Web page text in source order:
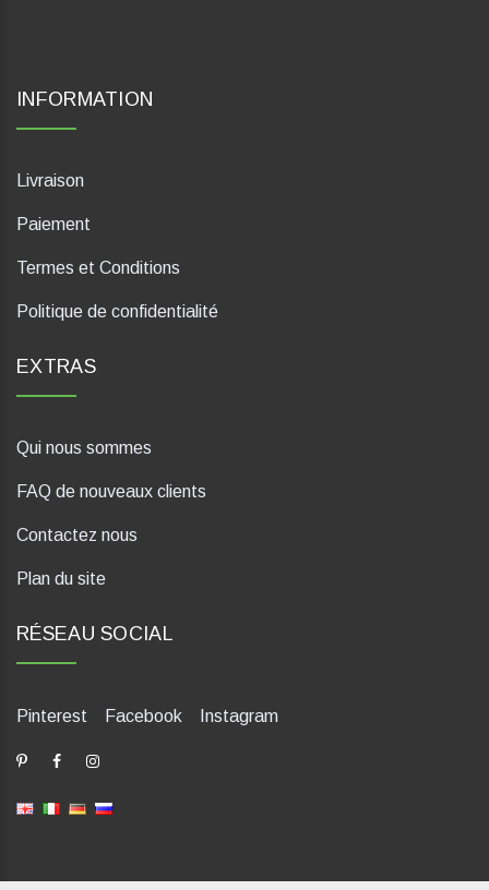
INFORMATION
Livraison
Paiement
Termes et Conditions
Politique de confidentialité
EXTRAS
Qui nous sommes
FAQ de nouveaux clients
Contactez nous
Plan du site
RÉSEAU SOCIAL
Pinterest Facebook Instagram